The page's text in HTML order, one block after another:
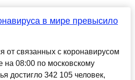
в мире превысило
от связанных с коронавирусом
на 08:00 по московскому
достигло 342 105 человек,